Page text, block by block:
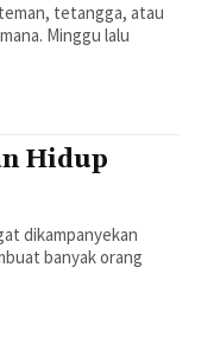
tetangga, atau
Minggu lalu
Hidup
dikampanyekan
banyak orang